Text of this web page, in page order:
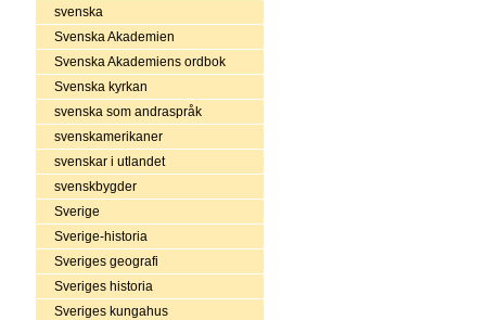
svenska
Svenska Akademien
Svenska Akademiens ordbok
Svenska kyrkan
svenska som andraspråk
svenskamerikaner
svenskar i utlandet
svenskbygder
Sverige
Sverige-historia
Sveriges geografi
Sveriges historia
Sveriges kungahus